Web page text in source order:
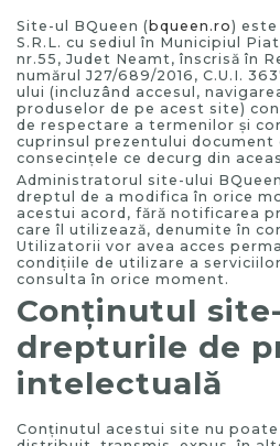
Site-ul BQueen (bqueen.ro) este
S.R.L. cu sediul în Municipiul
nr.55, Judet Neamt, înscrisă în
numărul J27/689/2016, C.U.I.
ului (incluzând accesul,
produselor de pe acest site)
de respectare a termenilor şi
cuprinsul prezentului
consecinţele ce decurg din
Administratorul site-ului
dreptul de a modifica în orice
acestui acord, fără notificarea
care îl utilizează, denumite în
Utilizatorii vor avea acces
condiţiile de utilizare a
consulta în orice moment.
Conţinutul
drepturile de
intelectuală
Conţinutul acestui site nu